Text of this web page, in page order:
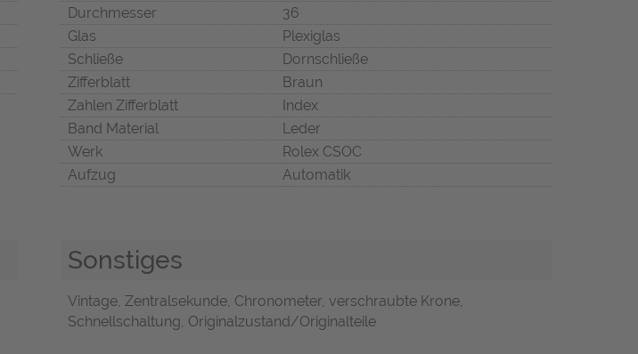
Durchmesser
36
Glas
Plexiglas
Schließe
Dornschließe
Zifferblatt
Braun
Zahlen Zifferblatt
Index
Band Material
Leder
Werk
Rolex CSOC
Aufzug
Automatik
Sonstiges
Vintage, Zentralsekunde, Chronometer, verschraubte Krone,
Schnellschaltung, Originalzustand/Originalteile